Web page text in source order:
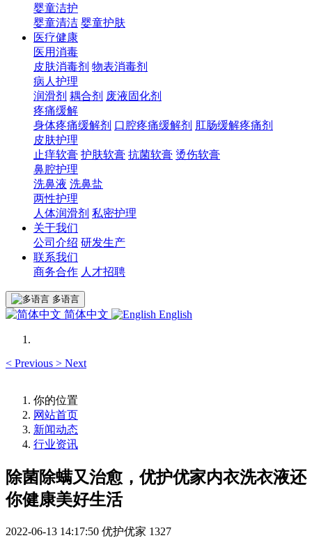
婴童洁护
婴童清洁 婴童护肤
医疗健康
医用消毒
皮肤消毒剂 物表消毒剂
病人护理
润滑剂 耦合剂 废液固化剂
疼痛缓解
身体疼痛缓解剂 口腔疼痛缓解剂 肛肠缓解疼痛剂
皮肤护理
止痒软膏 护肤软膏 抗菌软膏 烫伤软膏
鼻腔护理
洗鼻液 洗鼻盐
两性护理
人体润滑剂 私密护理
关于我们
公司介绍 研发生产
联系我们
商务合作 人才招聘
多语言
简体中文 English
< Previous > Next
你的位置
网站首页
新闻动态
行业资讯
除菌除螨又治愈，优护优家内衣洗衣液还
你健康美好生活
2022-06-13 14:17:50 优护优家 1327